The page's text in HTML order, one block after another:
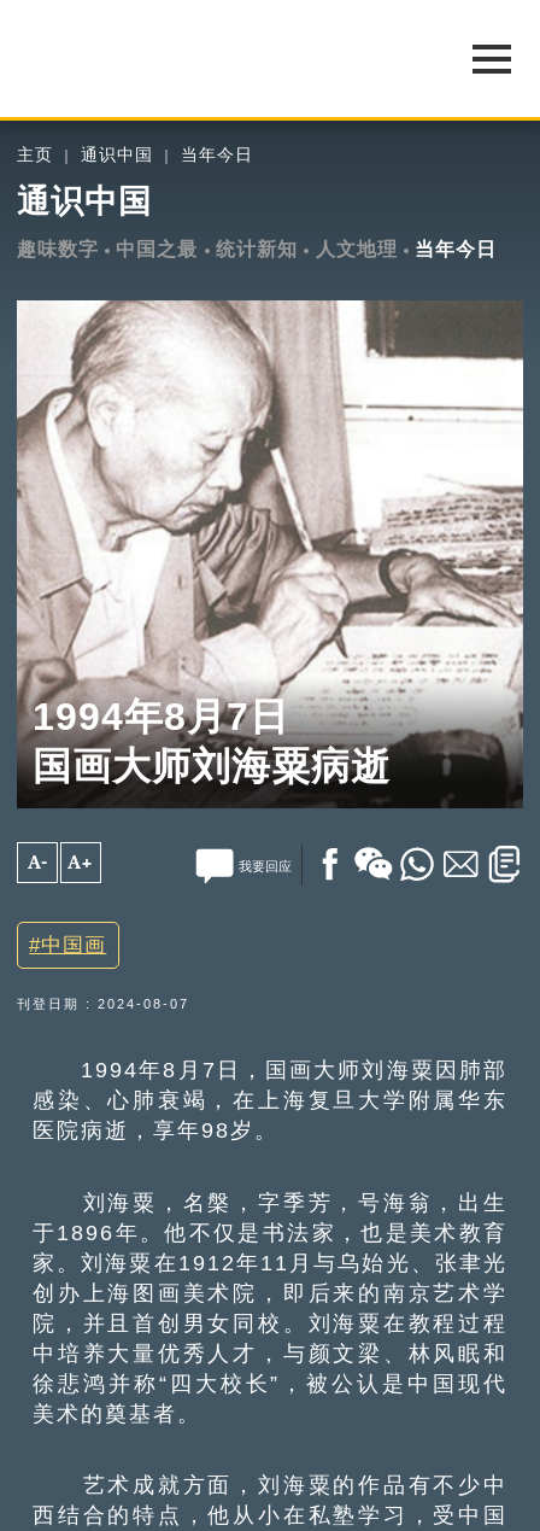
主页 通识中国 当年今日
通识中国
趣味数字 中国之最 统计新知 人文地理 当年今日
1994年8月7日
国画大师刘海粟病逝
A- A+ 我要回应
中国画
刊登日期 : 2024-08-07
1994年8月7日，国画大师刘海粟因肺部
感染、心肺衰竭，在上海复旦大学附属华东
医院病逝，享年98岁。
刘海粟，名槃，字季芳，号海翁，出生
于1896年。他不仅是书法家，也是美术教育
家。刘海粟在1912年11月与乌始光、张聿光
创办上海图画美术院，即后来的南京艺术学
院，并且首创男女同校。刘海粟在教程过程
中培养大量优秀人才，与颜文梁、林风眠和
徐悲鸿并称“四大校长”，被公认是中国现代
美术的奠基者。
艺术成就方面，刘海粟的作品有不少中
西结合的特点，他从小在私塾学习，受中国